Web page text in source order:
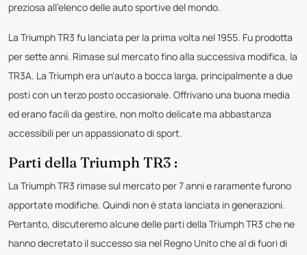
preziosa all'elenco delle auto sportive del mondo.
La Triumph TR3 fu lanciata per la prima volta nel 1955. Fu prodotta
per sette anni. Rimase sul mercato fino alla successiva modifica, la
TR3A. La Triumph era un'auto a bocca larga, principalmente a due
posti con un terzo posto occasionale. Offrivano una buona media
ed erano facili da gestire, non molto delicate ma abbastanza
accessibili per un appassionato di sport.
Parti della Triumph TR3 :
La Triumph TR3 rimase sul mercato per 7 anni e raramente furono
apportate modifiche. Quindi non è stata lanciata in generazioni.
Pertanto, discuteremo alcune delle parti della Triumph TR3 che ne
hanno decretato il successo sia nel Regno Unito che al di fuori di